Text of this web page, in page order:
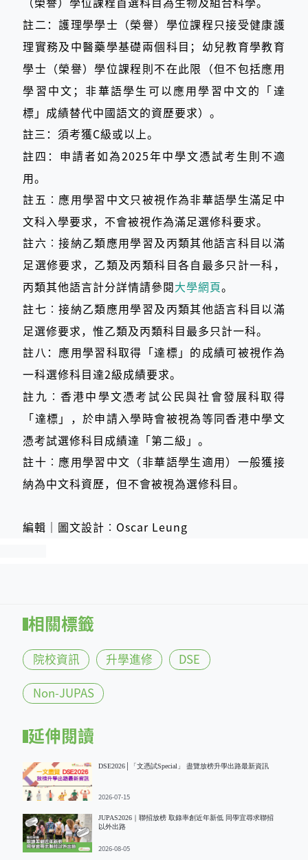
（榮譽）學位課程首選科目為生物及組合科學。
註二：護理學學士（榮譽）學位課程只接受健康護
理實務及中醫藥學基礎兩個科目；幼兒教育學教育
學士（榮譽）學位課程則不在此限（但不包括應用
學習中文；非華語學生可以應用學習中文的「達
標」成績替代中國語文的資歷要求）。
註三：須考獲C級或以上。
註四：申請者如為2025年中學文憑試考生則不適
用。
註五︰應用學習中文只被視作為非華語學生滿足中
文科入學要求，不會被視作為滿足選修科要求。
註六︰接納乙類應用學習及丙類其他語言科目以滿
足選修要求，乙類及丙類科目各自最多只計一科，
丙類其他語言計分詳情請參閱 大學網頁​。
註七︰接納乙類應用學習及丙類其他語言科目以滿
足選修要求，惟乙類及丙類科目最多只計一科。
註八：應用學習科取得「達標」的成績可被視作為
一科選修科目達2級成績要求。
註九︰香港中學文憑考試公民與社會發展科取得
「達標」，於申請入學時會被視為等同香港中學文
憑考試選修科目成績達「第二級」。
註十︰應用學習中文（非華語學生適用）一般獲接
納為中文科資歷，但不會被視為選修科目。
編輯｜圖文設計︰Oscar Leung
相關標籤
院校資訊 升學進修 DSE
Non-JUPAS
延伸閱讀
DSE2026│「文憑試Special」 盡覽放榜升學出路最新資訊
2026-07-15
JUPAS2026｜聯招放榜 取錄率創近年新低 同學宜尋求聯招
以外出路
2026-08-05